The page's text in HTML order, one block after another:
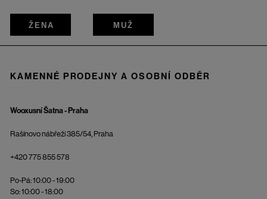
ŽENA MUŽ
KAMENNÉ PRODEJNY A OSOBNÍ ODBĚR
Wooxusní Šatna - Praha
Rašínovo nábřeží 385/54, Praha
+420 775 855 578
Po-Pá: 10:00 - 19:00
So: 10:00 - 18:00